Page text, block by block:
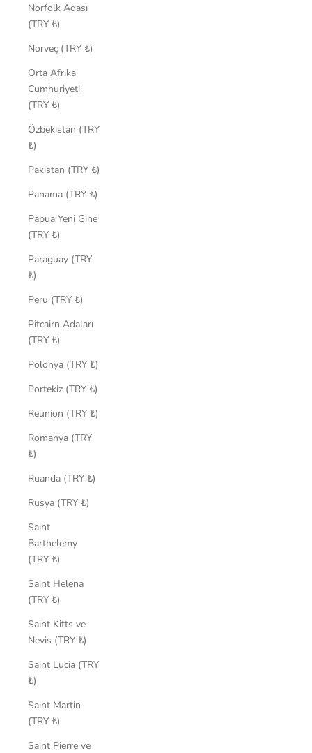
Norfolk Adası
(TRY ₺)
Norveç (TRY ₺)
Orta Afrika
Cumhuriyeti
(TRY ₺)
Özbekistan (TRY
₺)
Pakistan (TRY ₺)
Panama (TRY ₺)
Papua Yeni Gine
(TRY ₺)
Paraguay (TRY
₺)
Peru (TRY ₺)
Pitcairn Adaları
(TRY ₺)
Polonya (TRY ₺)
Portekiz (TRY ₺)
Reunion (TRY ₺)
Romanya (TRY
₺)
Ruanda (TRY ₺)
Rusya (TRY ₺)
Saint
Barthelemy
(TRY ₺)
Saint Helena
(TRY ₺)
Saint Kitts ve
Nevis (TRY ₺)
Saint Lucia (TRY
₺)
Saint Martin
(TRY ₺)
Saint Pierre ve